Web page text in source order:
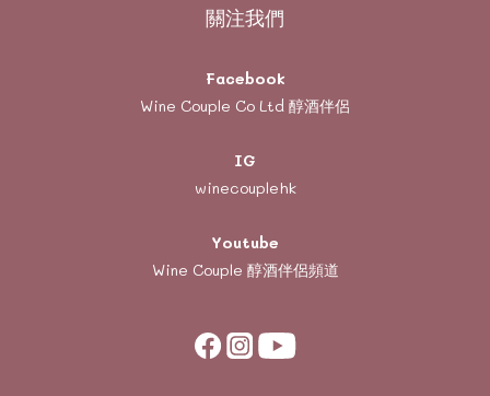
關注我們
Facebook
Wine Couple Co Ltd 醇酒伴侶
IG
winecouplehk
Youtube
Wine Couple 醇酒伴侶頻道